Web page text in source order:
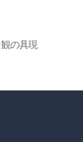
の具現